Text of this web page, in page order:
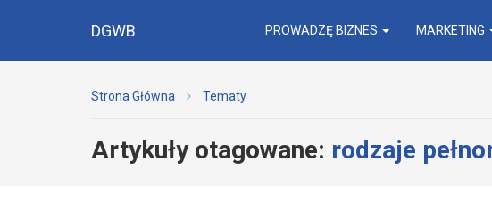
DGWB PROWADZĘ BIZNES MARKETING
Strona Główna Tematy
Artykuły otagowane: rodzaje